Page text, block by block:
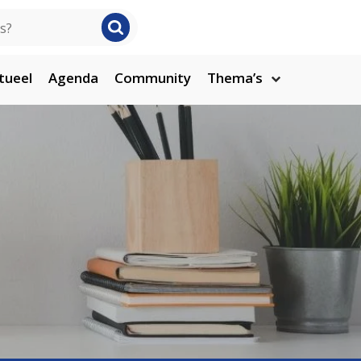
Agenda Community Thema’s